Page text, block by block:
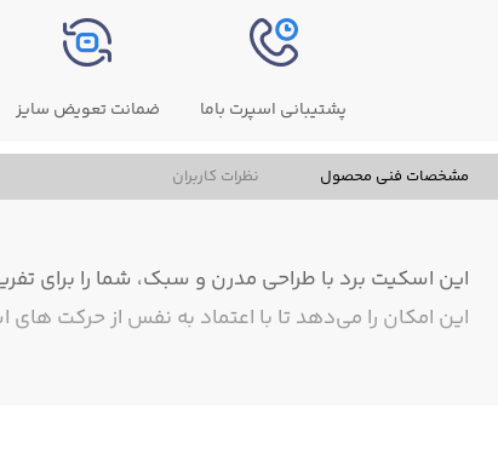
پشتیبانی اسپرت باما ضمانت تعویض سایز
مشخصات فنی محصول نظرات کاربران
این اسکیت برد با طراحی مدرن و سبک، شما را برای
این امکان را می‌دهد تا با اعتماد به نفس از حرکت